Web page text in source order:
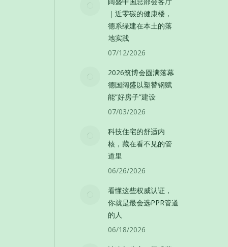
｜近零碳的健康楼，
德系绿建在本土的落
地实践
07/12/2026
2026筑博会圆满落幕
德国阔盛以塑替钢赋
能”好房子”建设
07/03/2026
科技住宅的舒适内
核，藏在看不见的管
道里
06/26/2026
看懂这些权威认证，
你就是最会选PPR管道
的人
06/18/2026